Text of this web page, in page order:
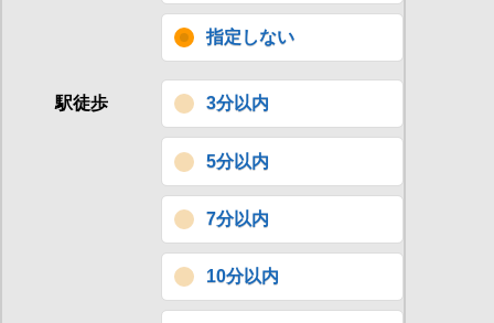
指定しない
駅徒歩 3分以内
5分以内
7分以内
10分以内